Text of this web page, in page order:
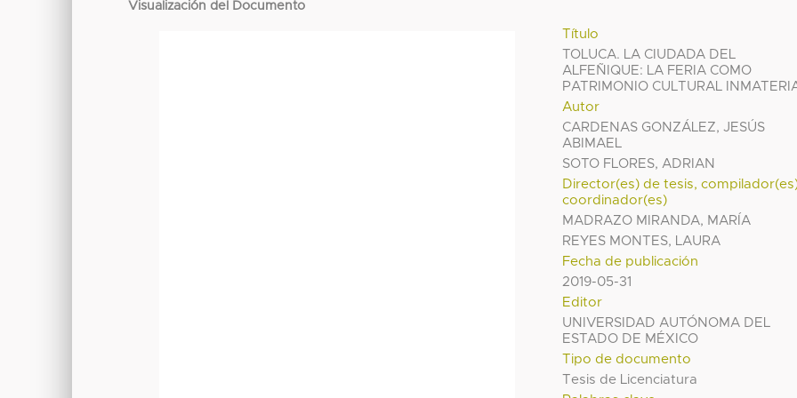
Visualización del Documento
Título
TOLUCA. LA CIUDADA DEL
ALFEÑIQUE: LA FERIA COMO
PATRIMONIO CULTURAL
Autor
CARDENAS GONZÁLEZ, JESÚS
ABIMAEL
SOTO FLORES, ADRIAN
Director(es) de tesis,
coordinador(es)
MADRAZO MIRANDA, MARÍA
REYES MONTES, LAURA
Fecha de publicación
2019-05-31
Editor
UNIVERSIDAD AUTÓNOMA DEL
ESTADO DE MÉXICO
Tipo de documento
Tesis de Licenciatura